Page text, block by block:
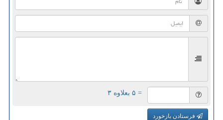
= ۵ بعلاوه ۳
فرستادن بازخورد